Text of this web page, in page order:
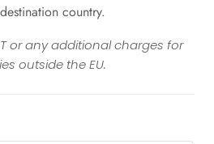
country.
or any additional charges for
outside the EU.